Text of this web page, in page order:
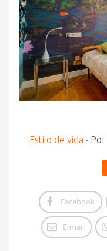
Estilo de vida · Por
Facebook
E-mail